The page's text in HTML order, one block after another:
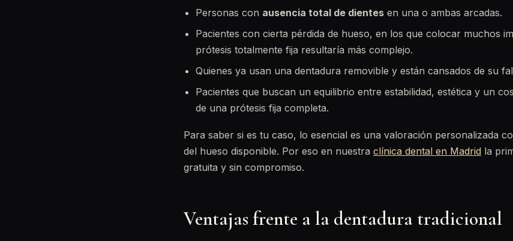
Personas con ausencia total de dientes en una o ambas arcadas.
Pacientes con cierta pérdida de hueso, en los que colocar muchos
prótesis totalmente fija resultaría más complejo.
Quienes ya usan una dentadura removible y están cansados de su
Pacientes que buscan un equilibrio entre estabilidad, estética y un
de una prótesis fija completa.
Para saber si es tu caso, lo esencial es una valoración personalizada
del hueso disponible. Por eso en nuestra clínica dental en Madrid la
gratuita y sin compromiso.
Ventajas frente a la dentadura tradicional